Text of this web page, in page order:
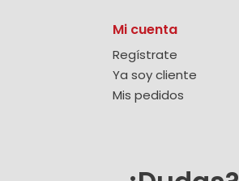
Mi cuenta
Regístrate
Ya soy cliente
Mis pedidos